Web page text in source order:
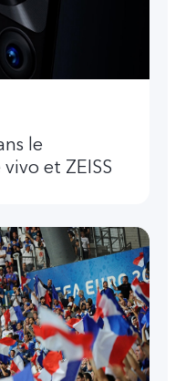
le
et ZEISS